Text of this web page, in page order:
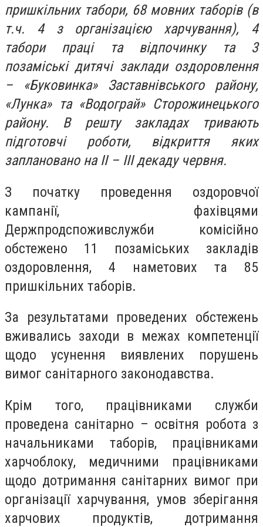
пришкільних табори, 68 мовних таборів (в
т.ч. 4 з організацією харчування), 4
табори праці та відпочинку та 3
позаміські дитячі заклади оздоровлення
– «Буковинка» Заставнівського району,
«Лунка» та «Водограй» Сторожинецького
району. В решту закладах тривають
підготовчі роботи, відкриття яких
заплановано на II – III декаду червня.
З початку проведення оздоровчої
кампанії, фахівцями
Держпродспоживслужби комісійно
обстежено 11 позаміських закладів
оздоровлення, 4 наметових та 85
пришкільних таборів.
За результатами проведених обстежень
вживались заходи в межах компетенції
щодо усунення виявлених порушень
вимог санітарного законодавства.
Крім того, працівниками служби
проведена санітарно – освітня робота з
начальниками таборів, працівниками
харчоблоку, медичними працівниками
щодо дотримання санітарних вимог при
організації харчування, умов зберігання
харчових продуктів, дотримання